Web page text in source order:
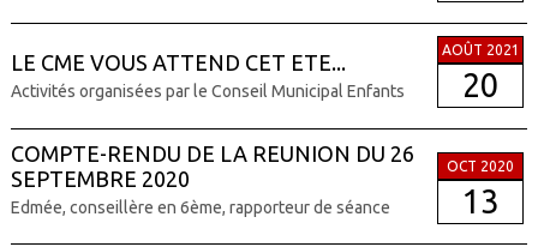
LE CME VOUS ATTEND CET ETE...
Activités organisées par le Conseil Municipal Enfants
AOÛT 2021
20
COMPTE-RENDU DE LA REUNION DU 26
SEPTEMBRE 2020
Edmée, conseillère en 6ème, rapporteur de séance
OCT 2020
13